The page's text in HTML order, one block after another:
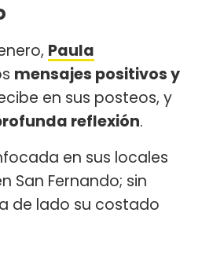
Paula
mensajes positivos y
en sus posteos, y
reflexión.
en sus locales
San Fernando; sin
de lado su costado